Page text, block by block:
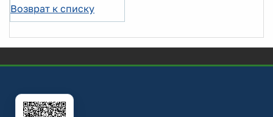
Возврат к списку